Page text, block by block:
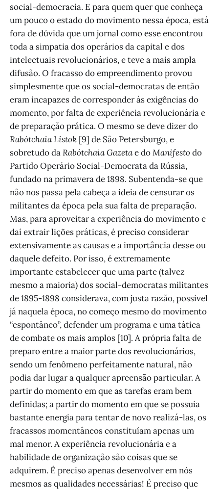
social-democracia. E para quem quer que conheça
um pouco o estado do movimento nessa época, está
fora de dúvida que um jornal como esse encontrou
toda a simpatia dos operários da capital e dos
intelectuais revolucionários, e teve a mais ampla
difusão. O fracasso do empreendimento provou
simplesmente que os social-democratas de então
eram incapazes de corresponder às exigências do
momento, por falta de experiência revolucionária e
de preparação prática. O mesmo se deve dizer do
Rabótchaia Listok [9] de São Petersburgo, e
sobretudo daRabótchaia Gazetae doManifesto do
Partido Operário Social-Democrata da Rússia,
fundado na primavera de 1898. Subentenda-se que
não nos passa pela cabeça a ideia de censurar os
militantes da época pela sua falta de preparação.
Mas, para aproveitar a experiência do movimento e
daí extrair lições práticas, é preciso considerar
extensivamente as causas e a importância desse ou
daquele defeito. Por isso, é extremamente
importante estabelecer que uma parte (talvez
mesmo a maioria) dos social-democratas militantes
de 1895-1898 considerava, com justa razão, possível
já naquela época, no começo mesmo do movimento
“espontâneo”, defender um programa e uma tática
de combate os mais amplos [10]. A própria falta de
preparo entre a maior parte dos revolucionários,
sendo um fenômeno perfeitamente natural, não
podia dar lugar a qualquer apreensão particular. A
partir do momento em que as tarefas eram bem
definidas; a partir do momento em que se possuía
bastante energia para tentar de novo realizá-las, os
fracassos momentâneos constituíam apenas um
mal menor. A experiência revolucionária e a
habilidade de organização são coisas que se
adquirem. É preciso apenas desenvolver em nós
mesmos as qualidades necessárias! É preciso que